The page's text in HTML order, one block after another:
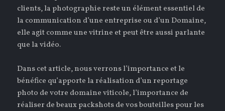
clients, la photographie reste un élément essentiel de
la communication d’une entreprise ou d’un Domaine,
elle agit comme une vitrine et peut être aussi parlante
que la vidéo.
Dans cet article, nous verrons l’importance et le
bénéfice qu’apporte la réalisation d’un reportage
photo de votre domaine viticole, l’importance de
réaliser de beaux packshots de vos bouteilles pour les